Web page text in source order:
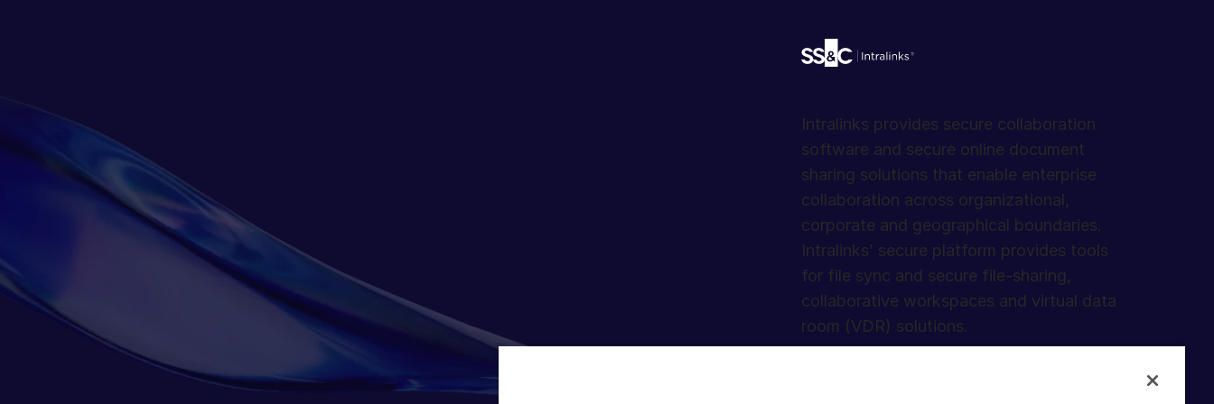
Intralinks provides secure collaboration
software and secure online document
sharing solutions that enable enterprise
collaboration across organizational,
corporate and geographical boundaries.
Intralinks’ secure platform provides tools
for file sync and secure file-sharing,
collaborative workspaces and virtual data
room (VDR) solutions.